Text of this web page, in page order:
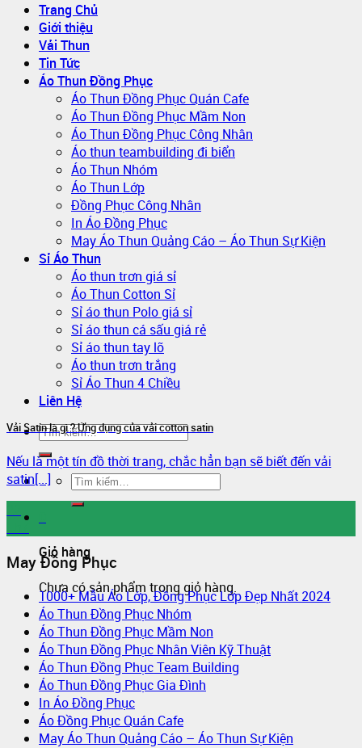
Trang Chủ
Giới thiệu
Vải Thun
Tin Tức
Áo Thun Đồng Phục
Áo Thun Đồng Phục Quán Cafe
Áo Thun Đồng Phục Mầm Non
Áo Thun Đồng Phục Công Nhân
Áo thun teambuilding đi biển
Áo Thun Nhóm
Áo Thun Lớp
Đồng Phục Công Nhân
In Áo Đồng Phục
May Áo Thun Quảng Cáo – Áo Thun Sự Kiện
Sỉ Áo Thun
Áo thun trơn giá sỉ
Áo Thun Cotton Sỉ
Sỉ áo thun Polo giá sỉ
Sỉ áo thun cá sấu giá rẻ
Sỉ áo thun tay lỡ
Áo thun trơn trắng
Sỉ Áo Thun 4 Chiều
Liên Hệ
Giỏ hàng
Chưa có sản phẩm trong giỏ hàng.
Vải Satin là gì ? Ứng dụng của vải cotton satin
Nếu là một tín đồ thời trang, chắc hẳn bạn sẽ biết đến vải
satin[...]
May Đồng Phục
1000+ Mẫu Áo Lớp, Đồng Phục Lớp Đẹp Nhất 2024
Áo Thun Đồng Phục Nhóm
Áo Thun Đồng Phục Mầm Non
Áo Thun Đồng Phục Nhân Viên Kỹ Thuật
Áo Thun Đồng Phục Team Building
Áo Thun Đồng Phục Gia Đình
In Áo Đồng Phục
Áo Đồng Phục Quán Cafe
May Áo Thun Quảng Cáo – Áo Thun Sự Kiện